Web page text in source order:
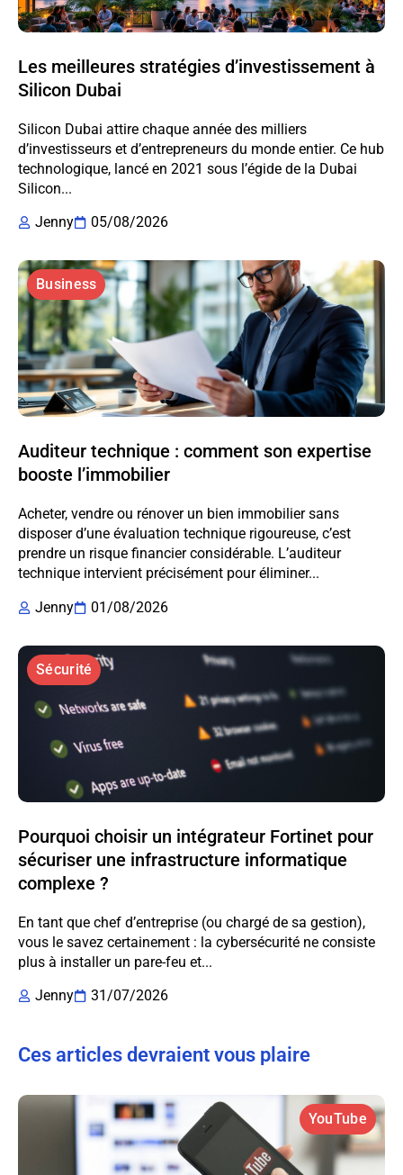
Les meilleures stratégies d’investissement à
Silicon Dubai
Silicon Dubai attire chaque année des milliers
d’investisseurs et d’entrepreneurs du monde entier. Ce hub
technologique, lancé en 2021 sous l’égide de la Dubai
Silicon...
Jenny
05/08/2026
Business
Auditeur technique : comment son expertise
booste l’immobilier
Acheter, vendre ou rénover un bien immobilier sans
disposer d’une évaluation technique rigoureuse, c’est
prendre un risque financier considérable. L’auditeur
technique intervient précisément pour éliminer...
Jenny
01/08/2026
Sécurité
Pourquoi choisir un intégrateur Fortinet pour
sécuriser une infrastructure informatique
complexe ?
En tant que chef d’entreprise (ou chargé de sa gestion),
vous le savez certainement : la cybersécurité ne consiste
plus à installer un pare-feu et...
Jenny
31/07/2026
Ces articles devraient vous plaire
YouTube